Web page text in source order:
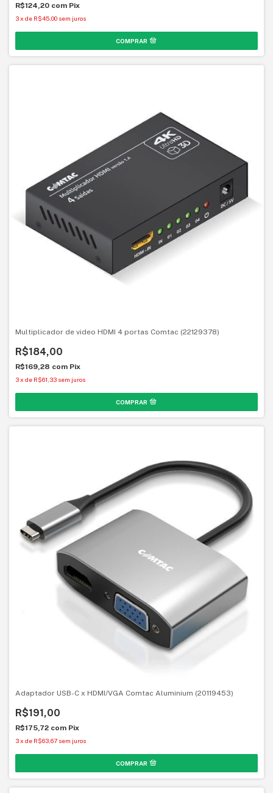
R$124,20 com Pix
3x de R$45,00 sem juros
Multiplicador de video HDMI 4 portas Comtac (22129378)
R$184,00
R$169,28 com Pix
3x de R$61,33 sem juros
Adaptador USB-C x HDMI/VGA Comtac Aluminium (20119453)
R$191,00
R$175,72 com Pix
3x de R$63,67 sem juros